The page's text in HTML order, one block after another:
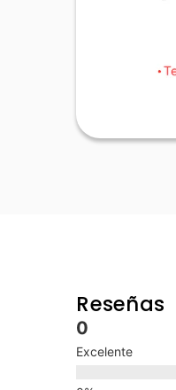
Reseñas
0
Excelente